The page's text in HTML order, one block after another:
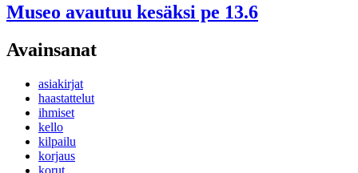
Museo avautuu kesäksi pe 13.6
Avainsanat
asiakirjat
haastattelut
ihmiset
kello
kilpailu
korjaus
korut